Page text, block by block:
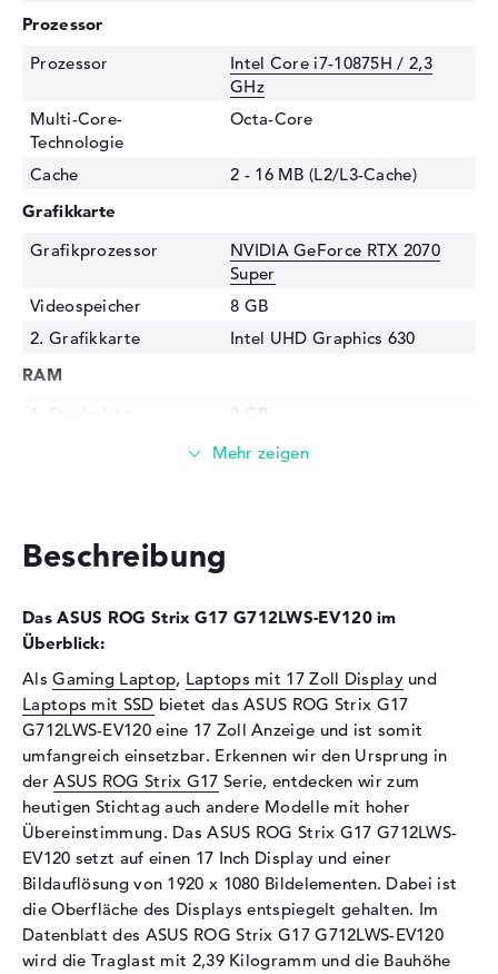
Prozessor
Prozessor
Intel Core i7-10875H / 2,3
GHz
Multi-Core-
Technologie
Octa-Core
Cache
2 - 16 MB (L2/L3-Cache)
Grafikkarte
Grafikprozessor
NVIDIA GeForce RTX 2070
Super
Videospeicher
8 GB
2. Grafikkarte
Intel UHD Graphics 630
RAM
1. Steckplatz
8 GB
8 GB
Festplatte
Festplatte
1 TB SSD
Schnittstelle
Optische Speicher
Laufwerks-Typ
Display
Display-Typ
17,3" TFT
Max. Auflösung
1920 x 1080
Auflösungstyp
Full-HD
Besonderheiten
Display, entspiegelt, LED-
Hintergrundbeleuchtung, IPS
Panel
Beschreibung
Das ASUS ROG Strix G17 G712LWS-EV120 im
Überblick:
AlsGaming Laptop, Laptops mit 17 Zoll Displayund
Laptops mit SSD bietet das ASUS ROG Strix G17
G712LWS-EV120 eine 17 Zoll Anzeige und ist somit
umfangreich einsetzbar. Erkennen wir den Ursprung in
derASUS ROG Strix G17 Serie, entdecken wir zum
heutigen Stichtag auch andere Modelle mit hoher
Übereinstimmung. Das ASUS ROG Strix G17 G712LWS-
EV120 setzt auf einen 17 Inch Display und einer
Bildauflösung von 1920 x 1080 Bildelementen. Dabei ist
die Oberfläche des Displays entspiegelt gehalten. Im
Datenblatt des ASUS ROG Strix G17 G712LWS-EV120
wird die Traglast mit 2,39 Kilogramm und die Bauhöhe